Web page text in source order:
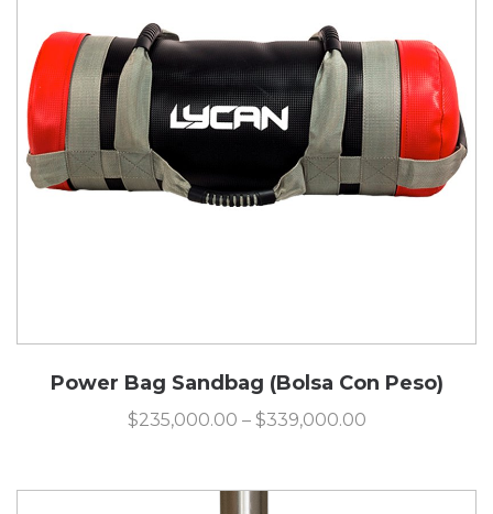
Power Bag Sandbag (Bolsa Con Peso)
$235,000.00 – $339,000.00